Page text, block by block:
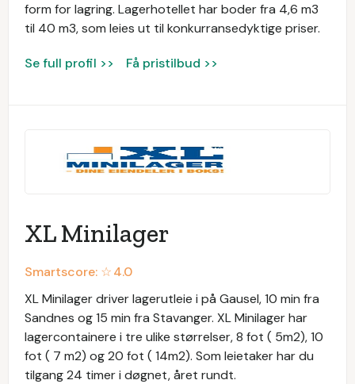
form for lagring. Lagerhotellet har boder fra 4,6 m3
til 40 m3, som leies ut til konkurransedyktige priser.
Se full profil >> Få pristilbud >>
XL Minilager
Smartscore: ☆4.0
XL Minilager driver lagerutleie i på Gausel, 10 min fra
Sandnes og 15 min fra Stavanger. XL Minilager har
lagercontainere i tre ulike størrelser, 8 fot ( 5m2), 10
fot ( 7 m2) og 20 fot ( 14m2). Som leietaker har du
tilgang 24 timer i døgnet, året rundt.